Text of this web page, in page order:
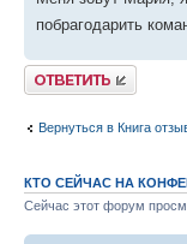
побрагодарить
Ответить
Вернуться в Книга
КТО СЕЙЧАС НА
Сейчас этот форум